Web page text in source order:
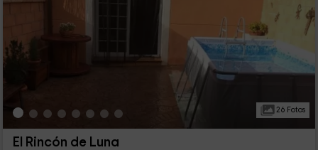
26 Fotos
El Rincón de Luna